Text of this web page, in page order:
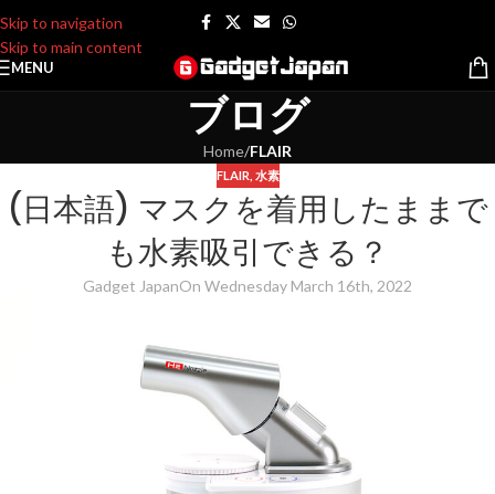
Skip to navigation
Skip to main content
MENU
ブログ
Home/FLAIR
FLAIR 水素
(日本語) マスクを着用したままで
も水素吸引できる？
Gadget JapanOn Wednesday March 16th, 2022